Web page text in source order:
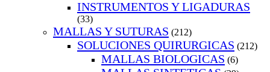
INSTRUMENTOS Y LIGADURAS
(33)
MALLAS Y SUTURAS (212)
SOLUCIONES QUIRURGICAS (212)
MALLAS BIOLOGICAS (6)